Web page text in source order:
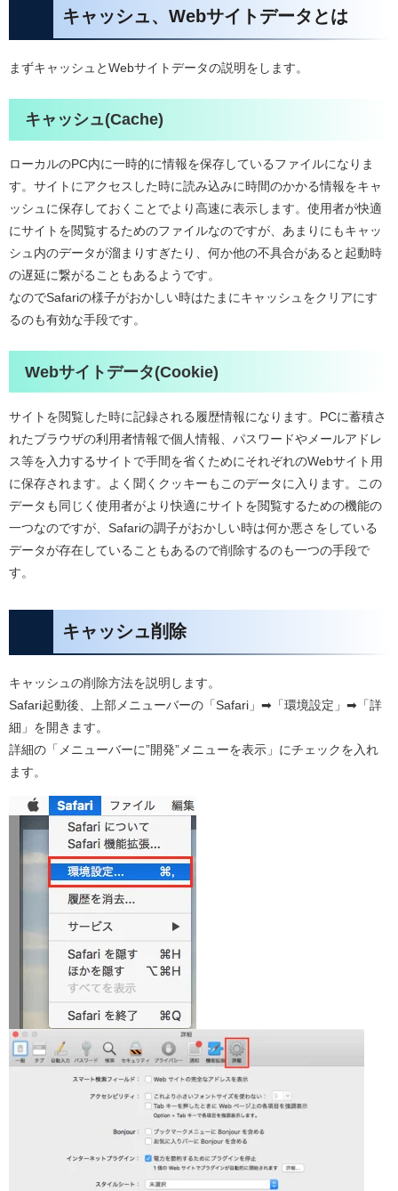
キャッシュ、Webサイトデータとは
まずキャッシュとWebサイトデータの説明をします。
キャッシュ(Cache)
ローカルのPC内に一時的に情報を保存しているファイルになりま
す。サイトにアクセスした時に読み込みに時間のかかる情報をキャ
ッシュに保存しておくことでより高速に表示します。使用者が快適
にサイトを閲覧するためのファイルなのですが、あまりにもキャッ
シュ内のデータが溜まりすぎたり、何か他の不具合があると起動時
の遅延に繋がることもあるようです。
なのでSafariの様子がおかしい時はたまにキャッシュをクリアにす
るのも有効な手段です。
Webサイトデータ(Cookie)
サイトを閲覧した時に記録される履歴情報になります。PCに蓄積さ
れたブラウザの利用者情報で個人情報、パスワードやメールアドレ
ス等を入力するサイトで手間を省くためにそれぞれのWebサイト用
に保存されます。よく聞くクッキーもこのデータに入ります。この
データも同じく使用者がより快適にサイトを閲覧するための機能の
一つなのですが、Safariの調子がおかしい時は何か悪さをしている
データが存在していることもあるので削除するのも一つの手段で
す。
キャッシュ削除
キャッシュの削除方法を説明します。
Safari起動後、上部メニューバーの「Safari」➡︎「環境設定」➡︎「詳
細」を開きます。
詳細の「メニューバーに”開発”メニューを表示」にチェックを入れ
ます。